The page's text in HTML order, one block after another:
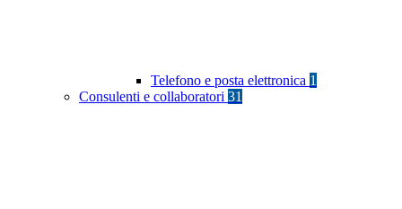
Telefono e posta elettronica 1
Consulenti e collaboratori 31